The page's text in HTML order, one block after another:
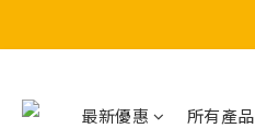
最新優惠 所有產品